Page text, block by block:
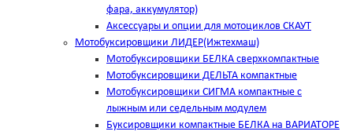
фара, аккумулятор)
Аксессуары и опции для мотоциклов СКАУТ
Мотобуксировщики ЛИДЕР(Ижтехмаш)
Мотобуксировщики БЕЛКА сверхкомпактные
Мотобуксировщики ДЕЛЬТА компактные
Мотобуксировщики СИГМА компактные с
лыжным или седельным модулем
Буксировщики компактные БЕЛКА на ВАРИАТОРЕ